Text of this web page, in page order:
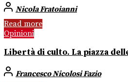
Nicola Fratoianni
Read more
Opinioni
Libertà di culto. La piazza
Francesco Nicolosi Fazio